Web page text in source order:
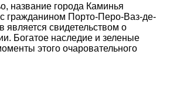
название города Каминья
с гражданином Порто-Перо-Ваз-де-
является свидетельством о
Богатое наследие и зеленые
этого очаровательного